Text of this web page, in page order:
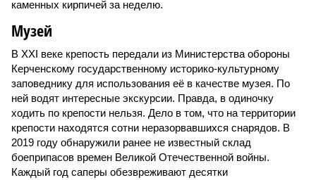
каменных кирпичей за неделю.
Музей
В XXI веке крепость передали из Министерства обороны
Керченскому государственному историко-культурному
заповеднику для использования её в качестве музея. По
ней водят интересные экскурсии. Правда, в одиночку
ходить по крепости нельзя. Дело в том, что на территории
крепости находятся сотни неразорвавшихся снарядов. В
2019 году обнаружили ранее не известный склад
боеприпасов времен Великой Отечественной войны.
Каждый год саперы обезвреживают десятки